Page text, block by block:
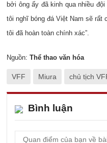
bởi ông ấy đã kinh qua nhiều
tôi nghĩ bóng đá Việt Nam sẽ rất
tôi đã hoàn toàn chính xác”.
Nguồn: Thể thao văn hóa
VFF Miura chủ tịch
Bình luận